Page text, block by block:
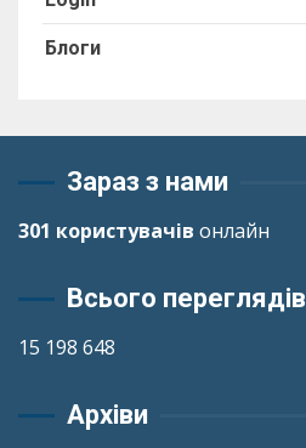
Блоги
Зараз з нами
301 користувачів онлайн
Всього переглядів
15 198 648
Архіви